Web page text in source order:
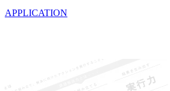
APPLICATION